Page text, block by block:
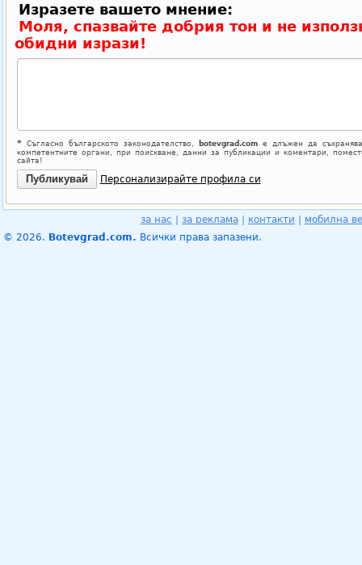
Изразете вашето мнение:
Моля, спазвайте добрия тон и не
обидни изрази!
*Съгласно българското законодателство, botevgrad.comе длъжен да
компетентните органи, при поискване, данни за публикации и коментари,
сайта!
Персонализирайте профила си
за нас за реклама контакти
мобилна
© 2026. Botevgrad.com. Всички права запазени.